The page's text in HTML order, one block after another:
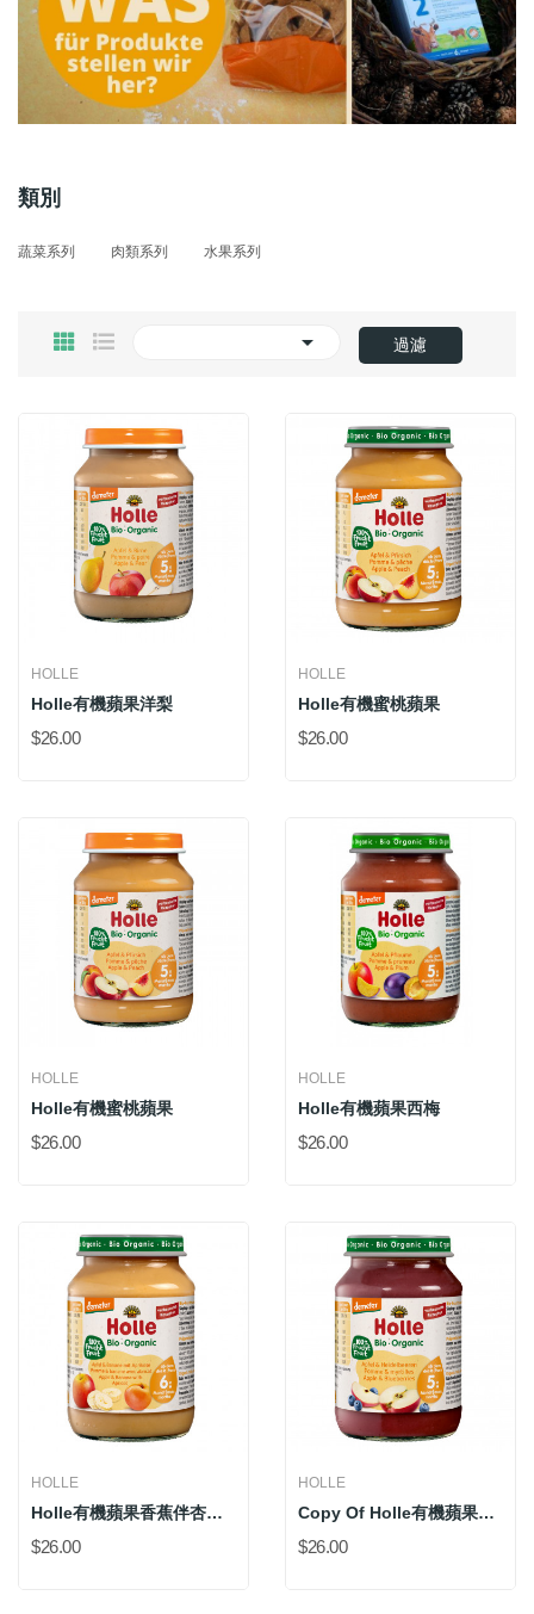
類別
蔬菜系列 肉類系列 水果系列
 過濾
HOLLE
Holle有機蘋果洋梨
$26.00
HOLLE
Holle有機蜜桃蘋果
$26.00
HOLLE
Holle有機蜜桃蘋果
$26.00
HOLLE
Holle有機蘋果西梅
$26.00
HOLLE
Holle有機蘋果香蕉伴杏脯肉
$26.00
HOLLE
Copy Of Holle有機蘋果藍莓
$26.00